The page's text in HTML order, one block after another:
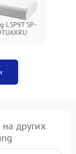
LSP9T SP-
других